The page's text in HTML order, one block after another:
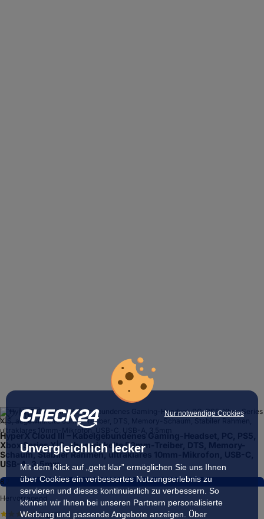
Nur notwendige Cookies
Unvergleichlich lecker
Mit dem Klick auf „geht klar” ermöglichen Sie uns Ihnen
über Cookies ein verbessertes Nutzungserlebnis zu
servieren und dieses kontinuierlich zu verbessern. So
können wir Ihnen bei unseren Partnern personalisierte
Werbung und passende Angebote anzeigen. Über
HyperX Cloud III – Kabelgebundenes Gaming-Headset, PC, PS5,
Xbox Series X|S, abgewinkelte 53mm-Treiber, DTS, Memory-
Schaum, Stabiler Rahmen, ultraklares 10mm-Mikrofon, USB-C,
USB-A, 3,5mm
8,7
Hervorragend
(7.287)